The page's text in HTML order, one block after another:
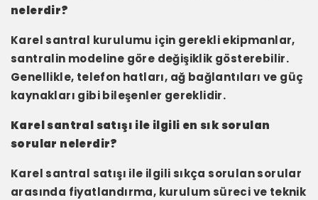
nelerdir?
Karel santral kurulumu için gerekli ekipmanlar,
santralin modeline göre değişiklik gösterebilir.
Genellikle, telefon hatları, ağ bağlantıları ve güç
kaynakları gibi bileşenler gereklidir.
Karel santral satışı ile ilgili en sık sorulan
sorular nelerdir?
Karel santral satışı ile ilgili sıkça sorulan sorular
arasında fiyatlandırma, kurulum süreci ve teknik